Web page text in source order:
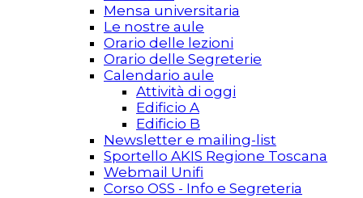
Mensa universitaria
Le nostre aule
Orario delle lezioni
Orario delle Segreterie
Calendario aule
Attività di oggi
Edificio A
Edificio B
Newsletter e mailing-list
Sportello AKIS Regione Toscana
Webmail Unifi
Corso OSS - Info e Segreteria